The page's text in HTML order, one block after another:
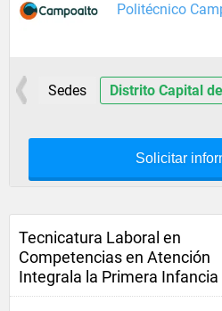
Politécnico
Sedes Distrito Capital
Solicitar
Tecnicatura Laboral en
Competencias en Atención
Integrala la Primera Infancia